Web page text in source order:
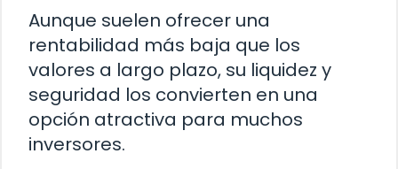
Aunque suelen ofrecer una
rentabilidad más baja que los
valores a largo plazo, su liquidez y
seguridad los convierten en una
opción atractiva para muchos
inversores.